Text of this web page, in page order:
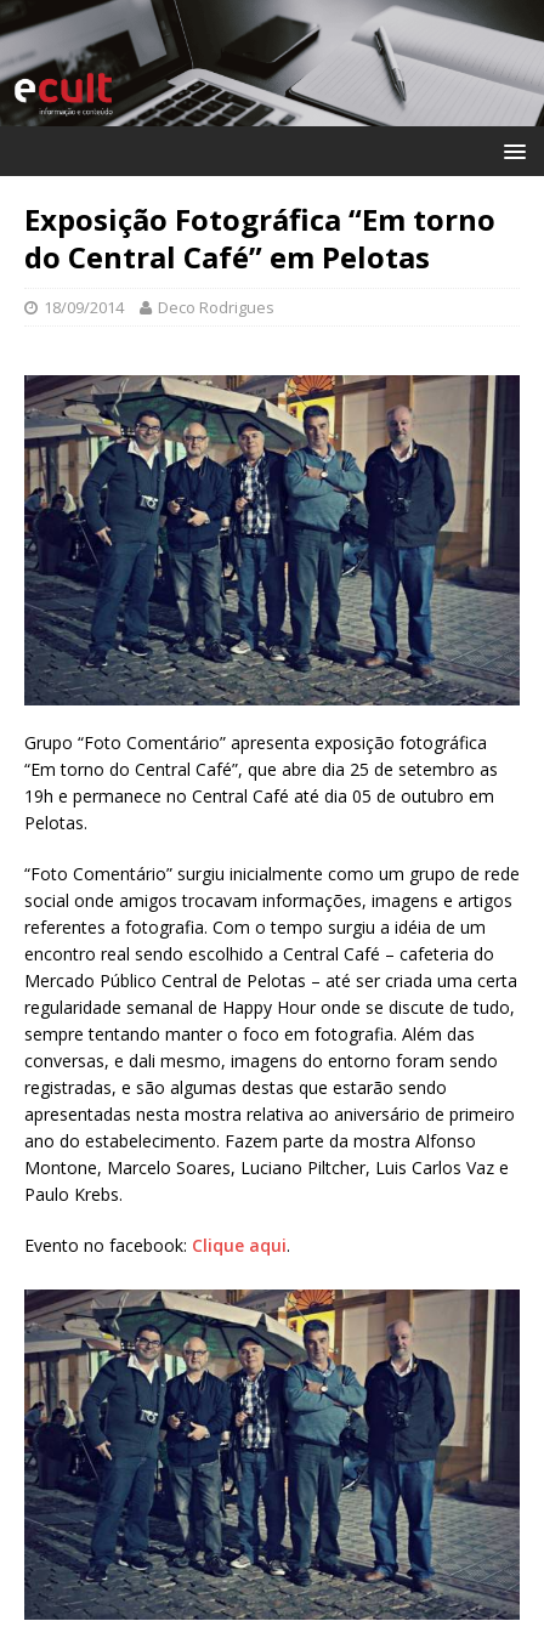
Exposição Fotográfica “Em torno
do Central Café” em Pelotas
18/09/2014 Deco Rodrigues
Grupo “Foto Comentário” apresenta exposição fotográfica
“Em torno do Central Café”, que abre dia 25 de setembro as
19h e permanece no Central Café até dia 05 de outubro em
Pelotas.
“Foto Comentário” surgiu inicialmente como um grupo de rede
social onde amigos trocavam informações, imagens e artigos
referentes a fotografia. Com o tempo surgiu a idéia de um
encontro real sendo escolhido a Central Café – cafeteria do
Mercado Público Central de Pelotas – até ser criada uma certa
regularidade semanal de Happy Hour onde se discute de tudo,
sempre tentando manter o foco em fotografia. Além das
conversas, e dali mesmo, imagens do entorno foram sendo
registradas, e são algumas destas que estarão sendo
apresentadas nesta mostra relativa ao aniversário de primeiro
ano do estabelecimento. Fazem parte da mostra Alfonso
Montone, Marcelo Soares, Luciano Piltcher, Luis Carlos Vaz e
Paulo Krebs.
Evento no facebook: Clique aqui.